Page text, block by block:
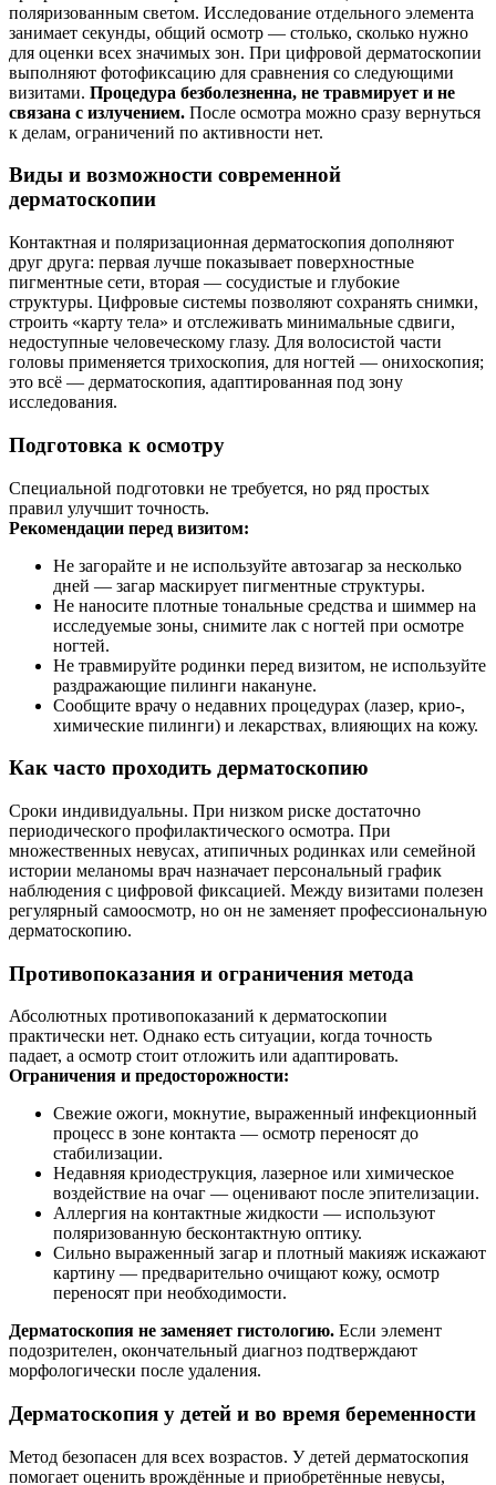
поляризованным светом. Исследование отдельного элемента
занимает секунды, общий осмотр — столько, сколько нужно
для оценки всех значимых зон. При цифровой дерматоскопии
выполняют фотофиксацию для сравнения со следующими
визитами. Процедура безболезненна, не травмирует и не
связана с излучением. После осмотра можно сразу вернуться
к делам, ограничений по активности нет.
Виды и возможности современной
дерматоскопии
Контактная и поляризационная дерматоскопия дополняют
друг друга: первая лучше показывает поверхностные
пигментные сети, вторая — сосудистые и глубокие
структуры. Цифровые системы позволяют сохранять снимки,
строить «карту тела» и отслеживать минимальные сдвиги,
недоступные человеческому глазу. Для волосистой части
головы применяется трихоскопия, для ногтей — онихоскопия;
это всё — дерматоскопия, адаптированная под зону
исследования.
Подготовка к осмотру
Специальной подготовки не требуется, но ряд простых
правил улучшит точность.
Рекомендации перед визитом:
Не загорайте и не используйте автозагар за несколько
дней — загар маскирует пигментные структуры.
Не наносите плотные тональные средства и шиммер на
исследуемые зоны, снимите лак с ногтей при осмотре
ногтей.
Не травмируйте родинки перед визитом, не используйте
раздражающие пилинги накануне.
Сообщите врачу о недавних процедурах (лазер, крио-,
химические пилинги) и лекарствах, влияющих на кожу.
Как часто проходить дерматоскопию
Сроки индивидуальны. При низком риске достаточно
периодического профилактического осмотра. При
множественных невусах, атипичных родинках или семейной
истории меланомы врач назначает персональный график
наблюдения с цифровой фиксацией. Между визитами полезен
регулярный самоосмотр, но он не заменяет профессиональную
дерматоскопию.
Противопоказания и ограничения метода
Абсолютных противопоказаний к дерматоскопии
практически нет. Однако есть ситуации, когда точность
падает, а осмотр стоит отложить или адаптировать.
Ограничения и предосторожности:
Свежие ожоги, мокнутие, выраженный инфекционный
процесс в зоне контакта — осмотр переносят до
стабилизации.
Недавняя криодеструкция, лазерное или химическое
воздействие на очаг — оценивают после эпителизации.
Аллергия на контактные жидкости — используют
поляризованную бесконтактную оптику.
Сильно выраженный загар и плотный макияж искажают
картину — предварительно очищают кожу, осмотр
переносят при необходимости.
Дерматоскопия не заменяет гистологию. Если элемент
подозрителен, окончательный диагноз подтверждают
морфологически после удаления.
Дерматоскопия у детей и во время беременности
Метод безопасен для всех возрастов. У детей дерматоскопия
помогает оценить врождённые и приобретённые невусы,